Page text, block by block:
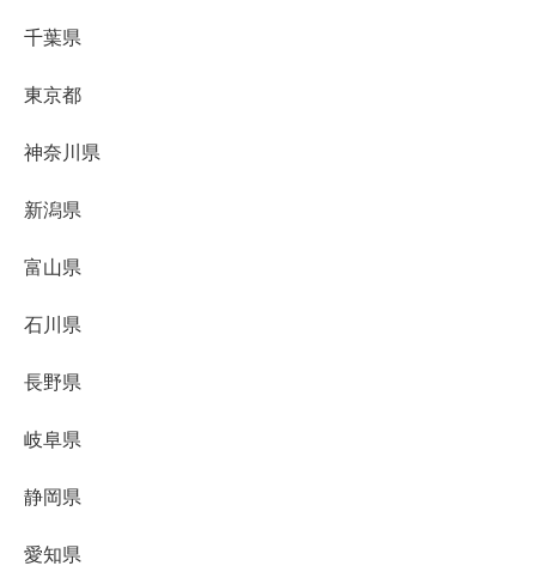
千葉県
東京都
神奈川県
新潟県
富山県
石川県
長野県
岐阜県
静岡県
愛知県